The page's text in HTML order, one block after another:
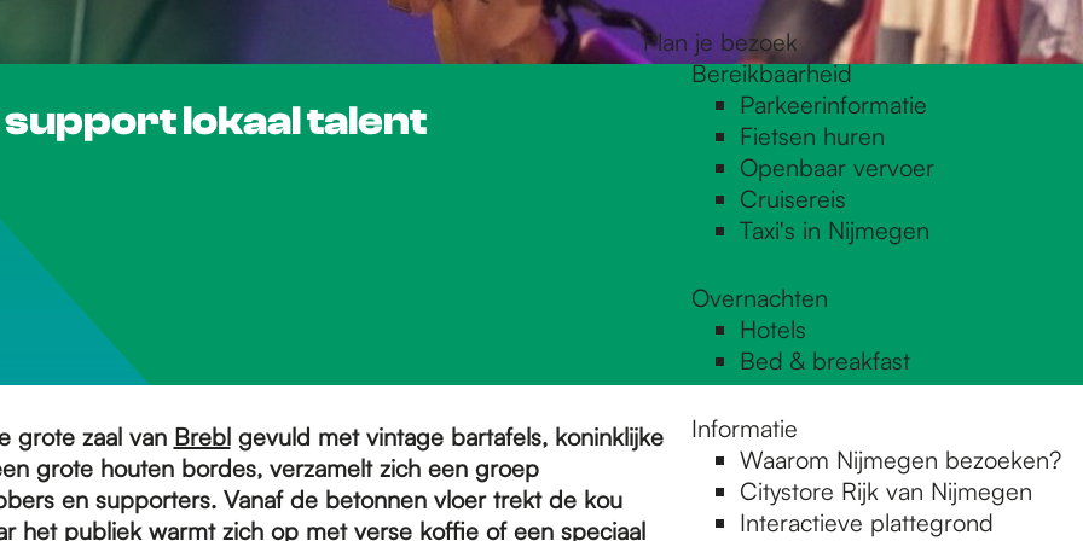
Plan je bezoek
Bereikbaarheid
Parkeerinformatie
Fietsen huren
Openbaar vervoer
Cruisereis
Taxi's in Nijmegen
Overnachten
Hotels
Bed & breakfast
Informatie
Waarom Nijmegen bezoeken?
Citystore Rijk van Nijmegen
Interactieve plattegrond
lokaal talent
grote zaal van Breblgevuld met vintage bartafels, koninklijke
grote houten bordes, verzamelt zich een groep
en supporters. Vanaf de betonnen vloer trekt de kou
het publiek warmt zich op met verse koffie of een speciaal